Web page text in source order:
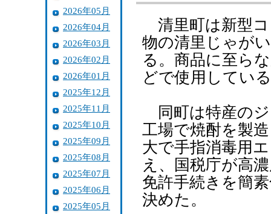
2026年05月
2026年04月
2026年03月
2026年02月
2026年01月
2025年12月
2025年11月
2025年10月
2025年09月
2025年08月
2025年07月
2025年06月
2025年05月
清里町は新型
物の清里じゃが
る。商品に至ら
どで使用してい
同町は特産のジ
工場で焼酎を製
大で手指消毒用
え、国税庁が高
免許手続きを簡
決めた。